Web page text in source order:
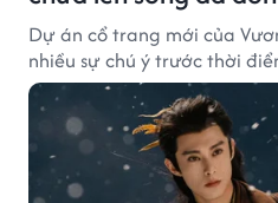
Dự án cổ trang mới của
nhiều sự chú ý trước thời